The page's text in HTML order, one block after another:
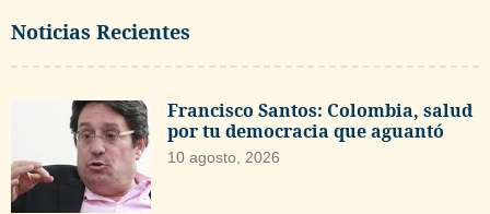
Noticias Recientes
Francisco Santos: Colombia, salud
por tu democracia que aguantó
10 agosto, 2026